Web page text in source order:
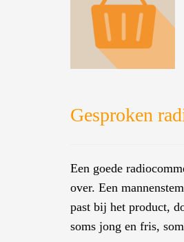
Gesproken
Een goede
over. Een
past bij het product,
soms jong en fris,